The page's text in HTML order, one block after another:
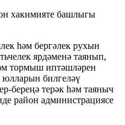
хакимияте башлыгы
һәм бергәлек рухын
ярдәменә таянып,
тормыш иптәшләрен
билгеләү
береңә терәк һәм таяныч
район администрациясе